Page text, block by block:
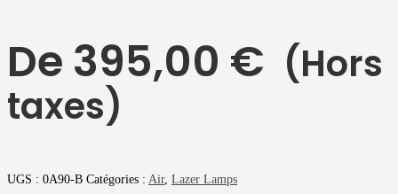
De 395,00 € (Hors
taxes)
UGS : 0A90-B Catégories : Air, Lazer Lamps